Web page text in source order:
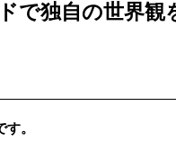
シンガーグループ
独自の世界観
。